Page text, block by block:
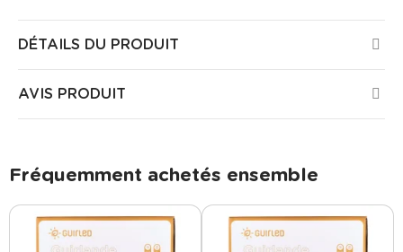
DÉTAILS DU PRODUIT
AVIS PRODUIT
Fréquemment achetés ensemble